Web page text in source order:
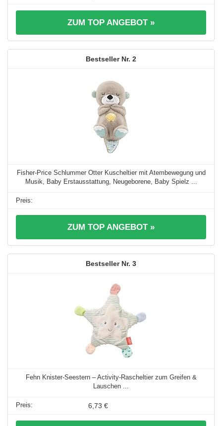
ZUM TOP ANGEBOT »
2
Fisher-Price Schlummer Otter Kuscheltier mit Atembewegung und
Musik, Baby Erstausstattung, Neugeborene, Baby Spielz ...
ZUM TOP ANGEBOT »
3
Fehn Knister-Seestern – Activity-Rascheltier zum Greifen &
Lauschen ...
6,73 €